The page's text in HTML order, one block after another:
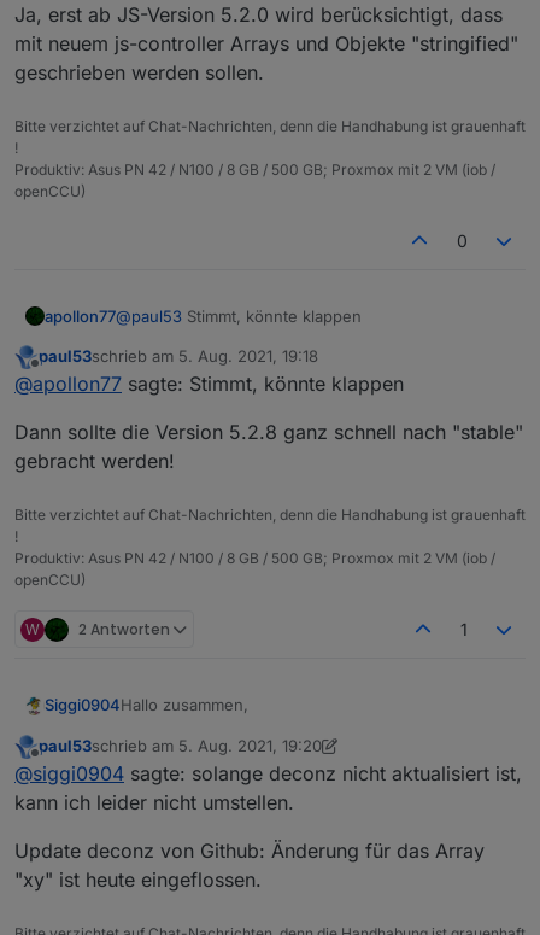
Ja, erst ab JS-Version 5.2.0 wird berücksichtigt, dass
mit neuem js-controller Arrays und Objekte "stringified"
geschrieben werden sollen.
Bitte verzichtet auf Chat-Nachrichten, denn die Handhabung ist grauenhaft
!
Produktiv: Asus PN 42 / N100 / 8 GB / 500 GB; Proxmox mit 2 VM (iob /
openCCU)
0
apollon77@paul53 Stimmt, könnte klappen
Offline
paul53schrieb am 5. Aug. 2021, 19:18
zuletzt editiert von
@apollon77 sagte: Stimmt, könnte klappen
Dann sollte die Version 5.2.8 ganz schnell nach "stable"
gebracht werden!
Bitte verzichtet auf Chat-Nachrichten, denn die Handhabung ist grauenhaft
!
Produktiv: Asus PN 42 / N100 / 8 GB / 500 GB; Proxmox mit 2 VM (iob /
openCCU)
W 2 Antworten 1
Siggi0904Hallo zusammen,
solange deconz nicht aktualisiert ist, kann ich leider
nicht umstellen.
Bei mir sind fast alle Geräte am deconz bzw.
Auch ich bekomme die Infomeldung wie cash auch.
Vielleicht kann die von apollon77 angefangene Liste
der bekannten Adapter mit Fehler entsprechend
aktualisiert und ergänzt werden.
Danke.
Offline
paul53schrieb am 5. Aug. 2021, 19:20
zuletzt editiert von paul538. Mai 2021, 21:22
@siggi0904 sagte: solange deconz nicht aktualisiert ist,
kann ich leider nicht umstellen.
Update deconz von Github: Änderung für das Array
"xy" ist heute eingeflossen.